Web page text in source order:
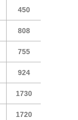
450
808
755
924
1730
1720